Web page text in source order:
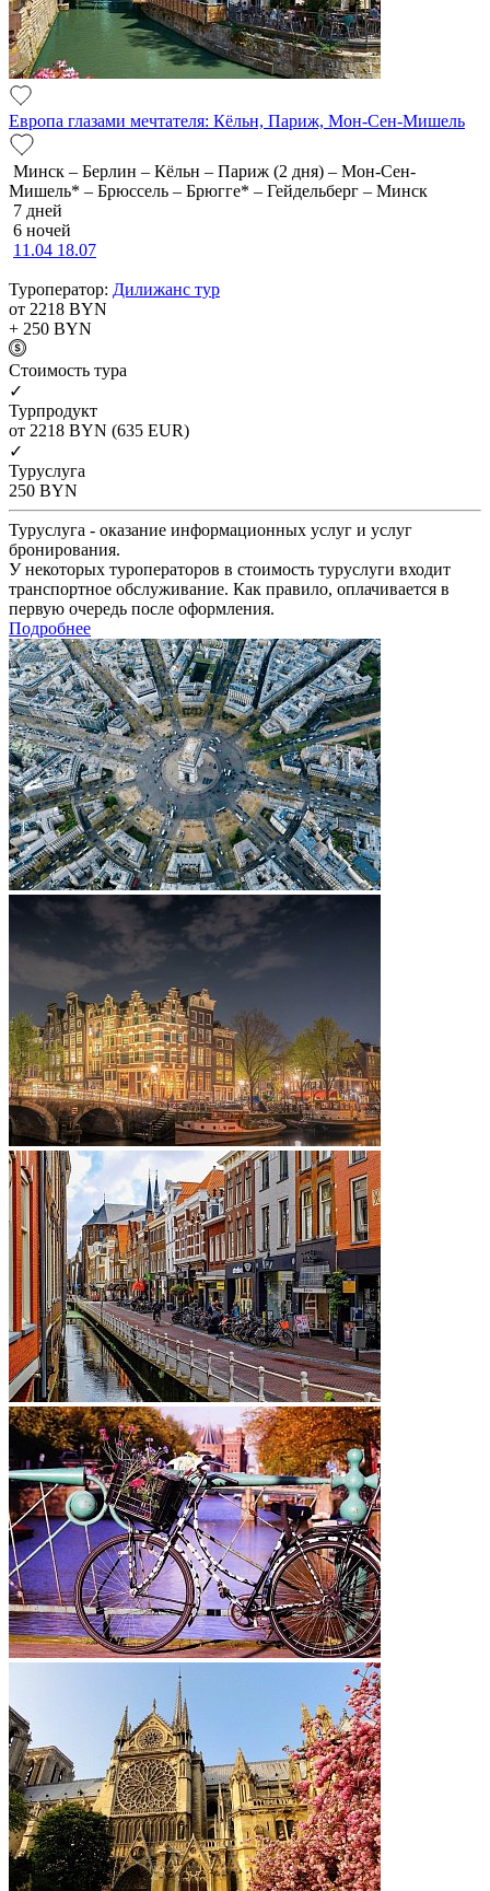
Европа глазами мечтателя: Кёльн, Париж, Мон-Сен-Мишель
Минск – Берлин – Кёльн – Париж (2 дня) – Мон-Сен-
Мишель* – Брюссель – Брюгге* – Гейдельберг – Минск
7 дней
6 ночей
11.04 18.07
Туроператор: Дилижанс тур
от 2218 BYN
+ 250 BYN
Cтоимость тура
✓
Турпродукт
от 2218 BYN (635 EUR)
✓
Туруслуга
250 BYN
Туруслуга - оказание информационных услуг и услуг
бронирования.
У некоторых туроператоров в стоимость туруслуги входит
транспортное обслуживание. Как правило, оплачивается в
первую очередь после оформления.
Подробнее